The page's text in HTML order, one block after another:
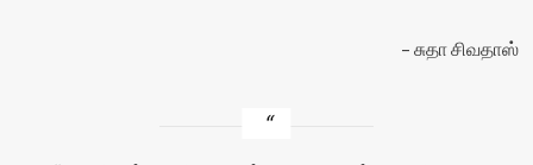
சுதா சிவதாஸ்